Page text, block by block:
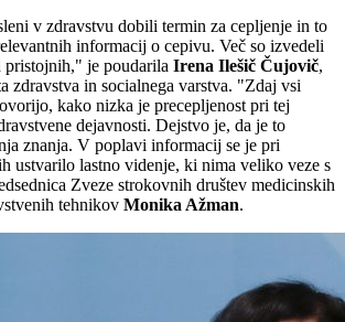
v zdravstvu dobili termin za cepljenje in to
informacij o cepivu. Več so izvedeli
je poudarila Irena Ilešič Čujovič,
zdravstva in socialnega varstva. "Zdaj vsi
kako nizka je precepljenost pri tej
dejavnosti. Dejstvo je, da je to
znanja. V poplavi informacij se je pri
ustvarilo lastno videnje, ki nima veliko veze s
Zveze strokovnih društev medicinskih
tehnikov Monika Ažman.